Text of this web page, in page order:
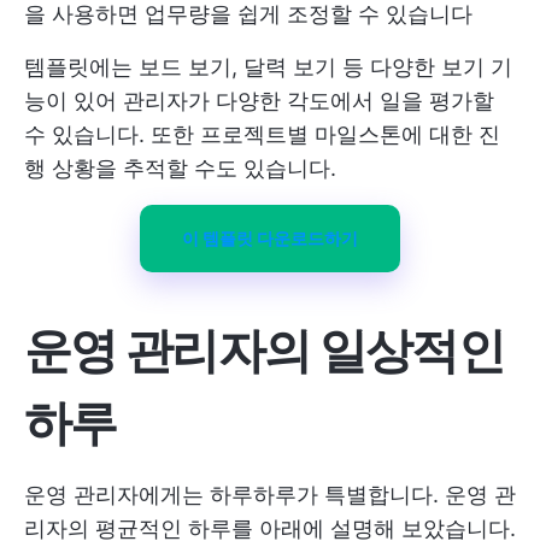
을 사용하면 업무량을 쉽게 조정할 수 있습니다
템플릿에는 보드 보기, 달력 보기 등 다양한 보기 기
능이 있어 관리자가 다양한 각도에서 일을 평가할
수 있습니다. 또한 프로젝트별 마일스톤에 대한 진
행 상황을 추적할 수도 있습니다.
이 템플릿 다운로드하기
운영 관리자의 일상적인
하루
운영 관리자에게는 하루하루가 특별합니다. 운영 관
리자의 평균적인 하루를 아래에 설명해 보았습니다.